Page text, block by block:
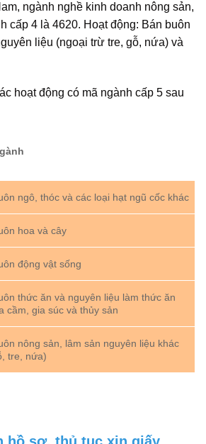
ngành nghề kinh doanh nông sản,
cấp 4 là 4620. Hoạt động: Bán buôn
liệu (ngoại trừ tre, gỗ, nứa) và
hoạt động có mã ngành cấp 5 sau
ngô, thóc và các loại hạt ngũ cốc khác
hoa và cây
động vật sống
thức ăn và nguyên liệu làm thức ăn
cầm, gia súc và thủy sản
nông sản, lâm sản nguyên liệu khác
tre, nứa)
hồ sơ, thủ tục xin giấy